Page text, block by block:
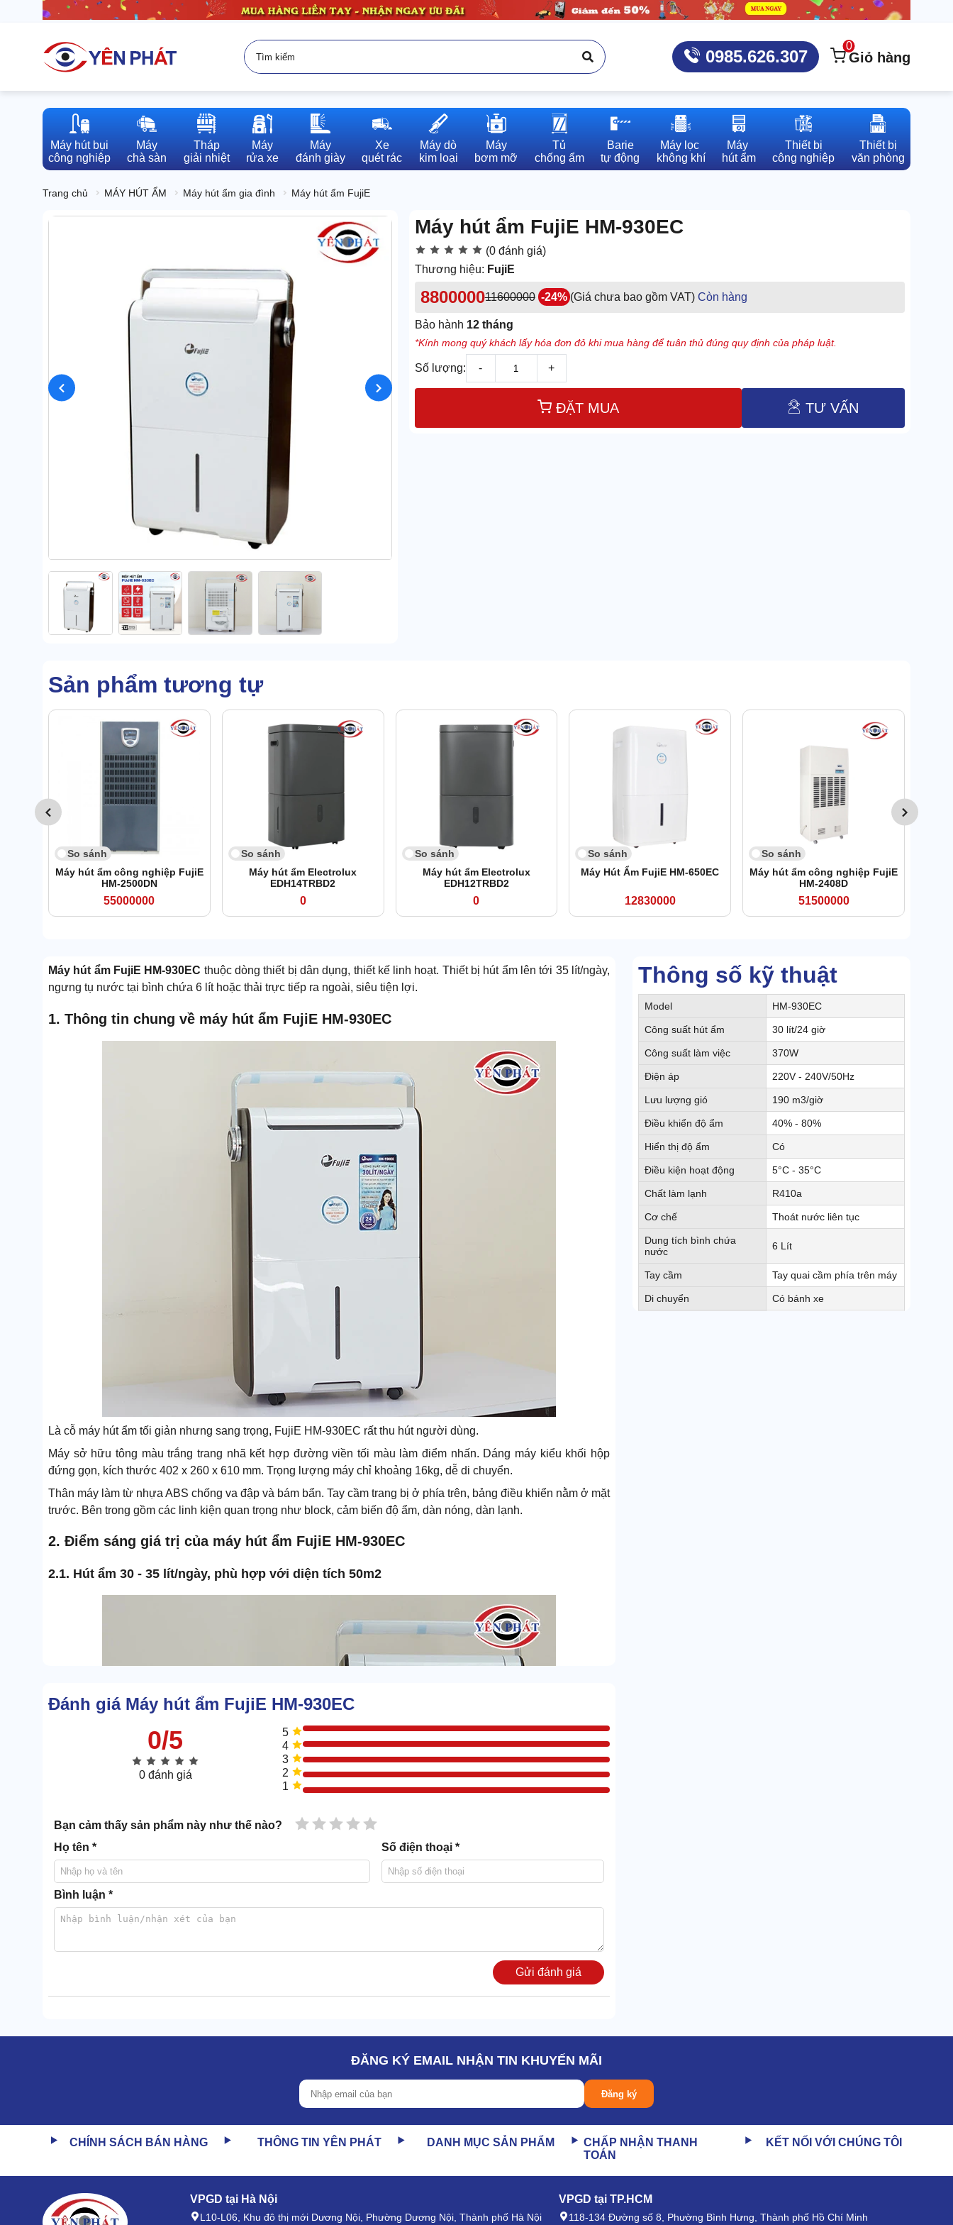
0985.626.307
0
Giỏ hàng
Máy hút bụi
công nghiệp
Máy
chà sàn
Tháp
giải nhiệt
Máy
rửa xe
Máy
đánh giày
Xe
quét rác
Máy dò
kim loại
Máy
bơm mỡ
Tủ
chống ẩm
Barie
tự động
Máy lọc
không khí
Máy
hút ẩm
Thiết bị
công nghiệp
Thiết bị
văn phòng
Trang chủ MÁY HÚT ẨM Máy hút ẩm gia đình Máy hút ẩm FujiE
Máy hút ẩm FujiE HM-930EC
(0 đánh giá)
Thương hiệu: FujiE
880000011600000 -24% (Giá chưa bao gồm VAT) Còn hàng
Bảo hành 12 tháng
*Kính mong quý khách lấy hóa đơn đỏ khi mua hàng để tuân thủ đúng quy định của pháp luật.
Số lượng: - +
ĐẶT MUA TƯ VẤN
Sản phẩm tương tự
So sánh
Máy hút ẩm công nghiệp FujiE
HM-2500DN
55000000
So sánh
Máy hút ẩm Electrolux
EDH14TRBD2
0
So sánh
Máy hút ẩm Electrolux
EDH12TRBD2
0
So sánh
Máy Hút Ẩm FujiE HM-650EC
12830000
So sánh
Máy hút ẩm công nghiệp FujiE
HM-2408D
51500000
Thông số kỹ thuật
Model HM-930EC
Công suất hút ẩm 30 lít/24 giờ
Công suất làm việc 370W
Điện áp 220V - 240V/50Hz
Lưu lượng gió 190 m3/giờ
Điều khiển độ ẩm 40% - 80%
Hiển thị độ ẩm Có
Điều kiện hoạt động 5°C - 35°C
Chất làm lạnh R410a
Cơ chế Thoát nước liên tục
Dung tích bình chứa
nước
6 Lít
Tay cầm Tay quai cầm phía trên máy
Di chuyển Có bánh xe
Máy hút ẩm FujiE HM-930EC thuộc dòng thiết bị dân dụng, thiết kế linh hoạt. Thiết bị hút ẩm lên tới 35 lít/ngày,
ngưng tụ nước tại bình chứa 6 lít hoặc thải trực tiếp ra ngoài, siêu tiện lợi.
1. Thông tin chung về máy hút ẩm FujiE HM-930EC
Là cỗ máy hút ẩm tối giản nhưng sang trọng, FujiE HM-930EC rất thu hút người dùng.
Máy sở hữu tông màu trắng trang nhã kết hợp đường viền tối màu làm điểm nhấn. Dáng máy kiểu khối hộp
đứng gọn, kích thước 402 x 260 x 610 mm. Trọng lượng máy chỉ khoảng 16kg, dễ di chuyển.
Thân máy làm từ nhựa ABS chống va đập và bám bẩn. Tay cầm trang bị ở phía trên, bảng điều khiển nằm ở mặt
trước. Bên trong gồm các linh kiện quan trọng như block, cảm biến độ ẩm, dàn nóng, dàn lạnh.
2. Điểm sáng giá trị của máy hút ẩm FujiE HM-930EC
2.1. Hút ẩm 30 - 35 lít/ngày, phù hợp với diện tích 50m2
Đánh giá Máy hút ẩm FujiE HM-930EC
0/5
0 đánh giá
5
4
3
2
1
Bạn cảm thấy sản phẩm này như thế nào? 5 sao
4 sao
3 sao
2 sao
1 sao
Họ tên * Số điện thoại *
Bình luận *
Gửi đánh giá
ĐĂNG KÝ EMAIL NHẬN TIN KHUYẾN MÃI
Đăng ký
CHÍNH SÁCH BÁN HÀNG THÔNG TIN YÊN PHÁT DANH MỤC SẢN PHẨM
CHẤP NHẬN THANH
TOÁN
KẾT NỐI VỚI CHÚNG TÔI
VPGD tại Hà Nội
L10-L06, Khu đô thị mới Dương Nội, Phường Dương Nội, Thành phố Hà Nội
VPGD tại TP.HCM
118-134 Đường số 8, Phường Bình Hưng, Thành phố Hồ Chí Minh